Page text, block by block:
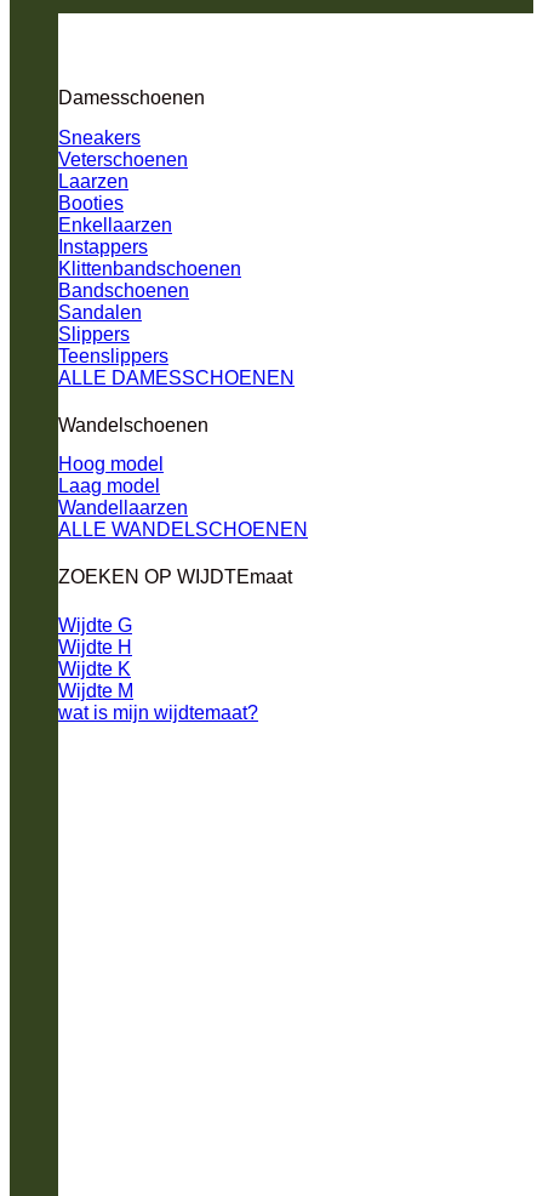
Damesschoenen
Sneakers
Veterschoenen
Laarzen
Booties
Enkellaarzen
Instappers
Klittenbandschoenen
Bandschoenen
Sandalen
Slippers
Teenslippers
ALLE DAMESSCHOENEN
Wandelschoenen
Hoog model
Laag model
Wandellaarzen
ALLE WANDELSCHOENEN
ZOEKEN OP WIJDTEmaat
Wijdte G
Wijdte H
Wijdte K
Wijdte M
wat is mijn wijdtemaat?